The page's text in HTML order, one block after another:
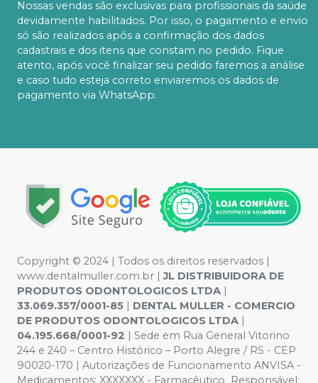
Nossas vendas são exclusivas para profissionais da saúde
devidamente habilitados. Por isso, o pagamento e envio
só são realizados após a confirmação dos dados
cadastrais e dos itens que constam no pedido. Fique
atento, após você finalizar seu pedido faremos a análise
e caso tudo esteja correto enviaremos os dados de
pagamento via WhatsApp.
Copyright © 2024 | Todos os direitos reservados |
www.dentalmuller.com.br |JL DISTRIBUIDORA DE
PRODUTOS ODONTOLOGICOS LTDA |
33.069.357/0001-85 | DENTAL MULLER - COMERCIO
DE PRODUTOS ODONTOLOGICOS LTDA |
04.195.668/0001-92 | Sede em Rua General Vitorino
244 e 240 – Centro Histórico – Porto Alegre / RS - CEP
90020-170 | Autorizações de Funcionamento ANVISA -
Medicamentos: XXXXXXX - Farmacêutico Responsável: